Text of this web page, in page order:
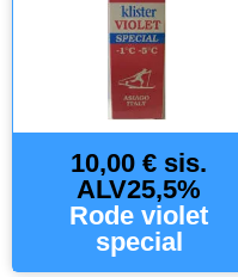
10,00 € sis.
ALV25,5%
Rode violet
special